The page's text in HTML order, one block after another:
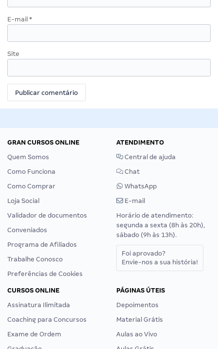
E-mail *
Site
GRAN CURSOS ONLINE
Quem Somos
Como Funciona
Como Comprar
Loja Social
Validador de documentos
Conveniados
Programa de Afiliados
Trabalhe Conosco
Preferências de Cookies
ATENDIMENTO
Central de ajuda
Chat
WhatsApp
E-mail
Horário de atendimento:
segunda a sexta (8h às 20h),
sábado (9h às 13h).
Foi aprovado?
Envie-nos a sua história!
CURSOS ONLINE
Assinatura Ilimitada
Coaching para Concursos
Exame de Ordem
PÁGINAS ÚTEIS
Depoimentos
Material Grátis
Aulas ao Vivo